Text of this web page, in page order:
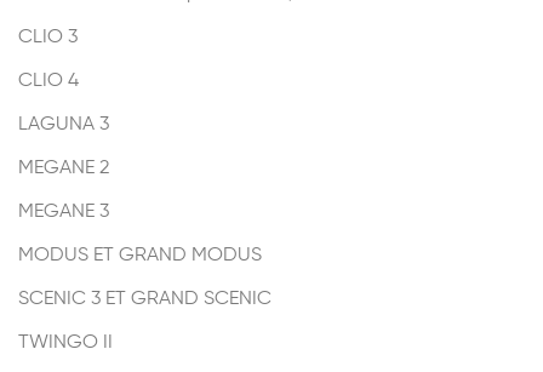
CLIO 3
CLIO 4
LAGUNA 3
MEGANE 2
MEGANE 3
MODUS ET GRAND MODUS
SCENIC 3 ET GRAND SCENIC
TWINGO II